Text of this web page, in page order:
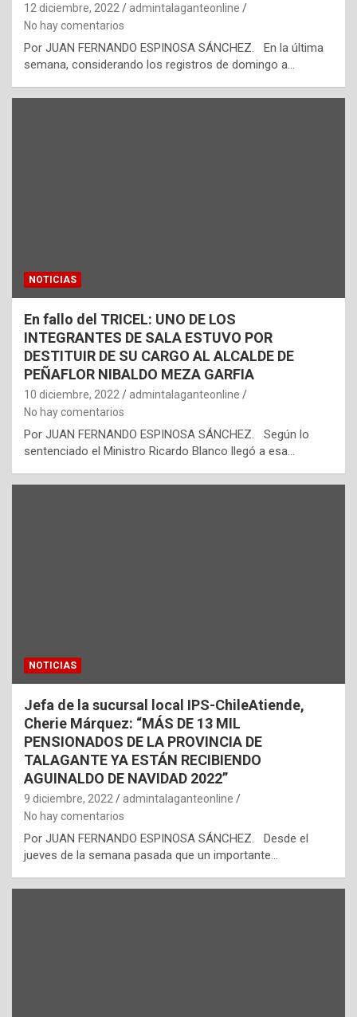
12 diciembre, 2022
admintalaganteonline
No hay comentarios
Por JUAN FERNANDO ESPINOSA SÁNCHEZ. En la última
semana, considerando los registros de domingo a…
NOTICIAS
En fallo del TRICEL: UNO DE LOS
INTEGRANTES DE SALA ESTUVO POR
DESTITUIR DE SU CARGO AL ALCALDE DE
PEÑAFLOR NIBALDO MEZA GARFIA
10 diciembre, 2022
admintalaganteonline
No hay comentarios
Por JUAN FERNANDO ESPINOSA SÁNCHEZ. Según lo
sentenciado el Ministro Ricardo Blanco llegó a esa…
NOTICIAS
Jefa de la sucursal local IPS-ChileAtiende,
Cherie Márquez: “MÁS DE 13 MIL
PENSIONADOS DE LA PROVINCIA DE
TALAGANTE YA ESTÁN RECIBIENDO
AGUINALDO DE NAVIDAD 2022”
9 diciembre, 2022
admintalaganteonline
No hay comentarios
Por JUAN FERNANDO ESPINOSA SÁNCHEZ. Desde el
jueves de la semana pasada que un importante…